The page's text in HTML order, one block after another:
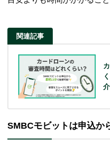
関連記事
介
SMBCモビットは申込か